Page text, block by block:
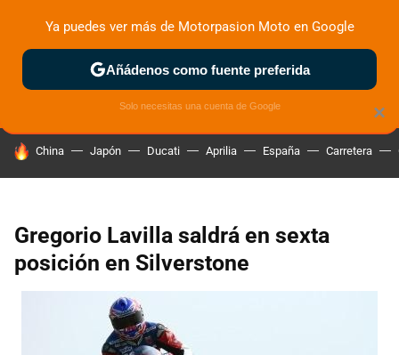
ZONA DE PRUEBAS DEPORTIVAS MOTOS ELÉCTRICAS
HOY SE HABLA DE
China Japón Ducati Aprilia España Carretera
Gregorio Lavilla saldrá en sexta
posición en Silverstone
×
Ya puedes ver más de Motorpasion Moto en Google
Añádenos como fuente preferida
Solo necesitas una cuenta de Google